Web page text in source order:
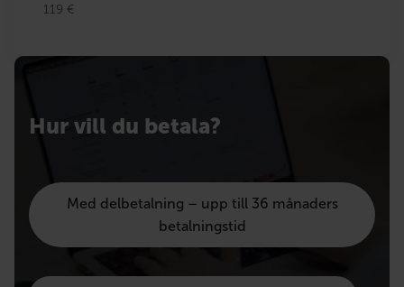
119 €
Hur vill du betala?
Med delbetalning – upp till 36 månaders
betalningstid